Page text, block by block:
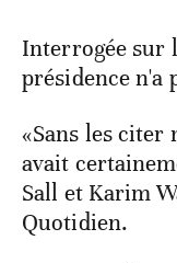
Interrogée sur
présidence n'a
«Sans les citer
avait
Sall et Karim
Quotidien.